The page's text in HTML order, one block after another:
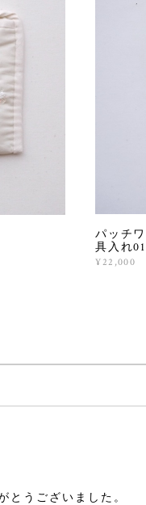
パッチ
具入れ01
¥22,000
とうございました。